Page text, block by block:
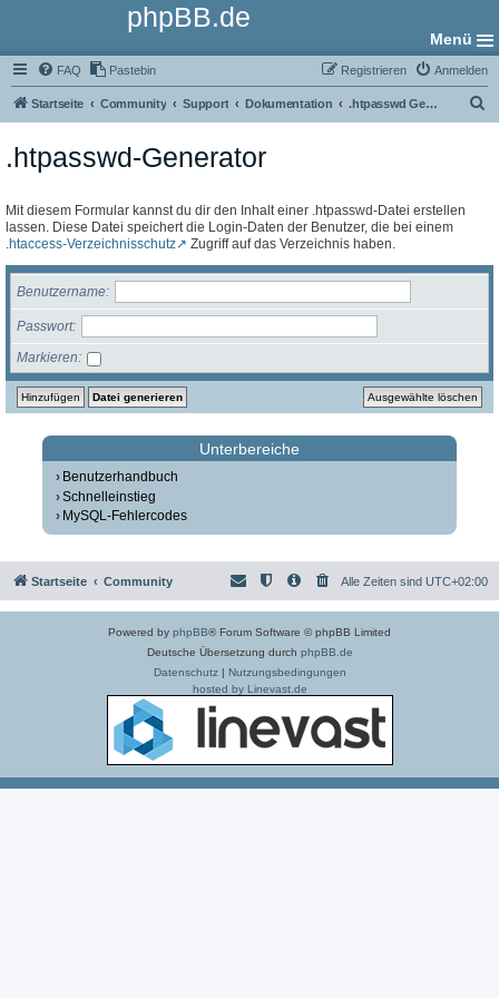
phpBB.de
Menü
FAQ Pastebin Anmelden
Registrieren
Startseite Community Support Dokumentation .htpasswd Generator
.htpasswd-Generator
Mit diesem Formular kannst du dir den Inhalt einer .htpasswd-Datei erstellen
lassen. Diese Datei speichert die Login-Daten der Benutzer, die bei einem
.htaccess-Verzeichnisschutz
Zugriff auf das Verzeichnis haben.
Benutzername
Passwort
Markieren
Unterbereiche
Benutzerhandbuch
Schnelleinstieg
MySQL-Fehlercodes
Startseite Community Alle Zeiten sind UTC+02:00
Powered by phpBB® Forum Software © phpBB Limited
Deutsche Übersetzung durch phpBB.de
Datenschutz|
Nutzungsbedingungen
hosted by Linevast.de